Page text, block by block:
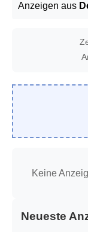
Anzeigen aus
Keine
Neueste